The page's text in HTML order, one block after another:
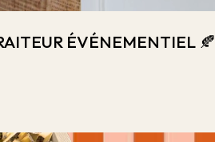
ÉVÉNEMENTIEL 🍂